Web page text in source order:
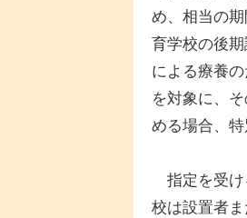
め、相当の
育学校の後
による療養
を対象に、
める場合、
指定を受け
校は設置者